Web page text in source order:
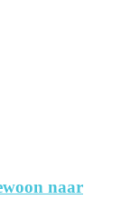
naar